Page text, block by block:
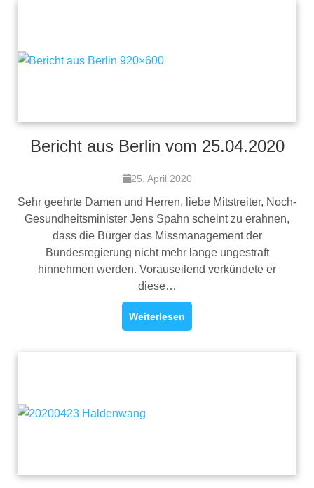
Bericht aus Berlin vom 25.04.2020
25. April 2020
Sehr geehrte Damen und Herren, liebe Mitstreiter, Noch-
Gesundheitsminister Jens Spahn scheint zu erahnen,
dass die Bürger das Missmanagement der
Bundesregierung nicht mehr lange ungestraft
hinnehmen werden. Vorauseilend verkündete er
diese…
Weiterlesen